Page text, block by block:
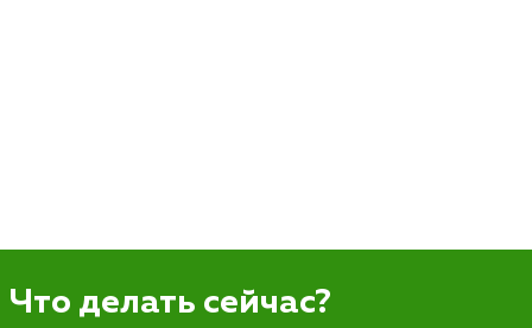
Что делать сейчас?